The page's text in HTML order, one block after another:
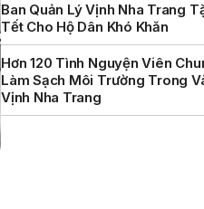
Ban Quản Lý Vịnh Nha Trang
Tết Cho Hộ Dân Khó Khăn
Hơn 120 Tình Nguyện Viên
Làm Sạch Môi Trường Trong
Vịnh Nha Trang